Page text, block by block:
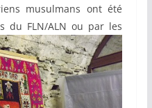
musulmans ont été
du FLN/ALN ou par les